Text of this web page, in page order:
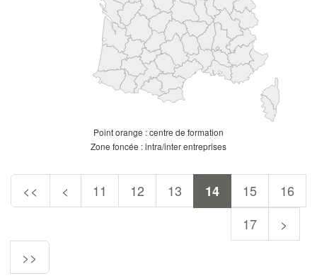
Point orange : centre de formation
Zone foncée : intra/inter entreprises
<< < 11 12 13 14 15
16
17
>
>>